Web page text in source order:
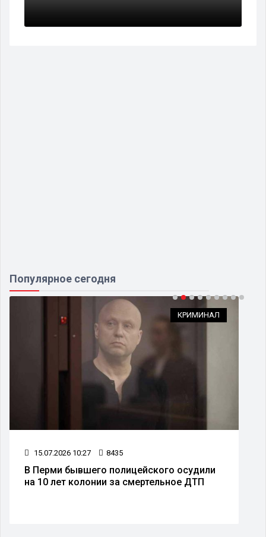
Популярное сегодня
КРИМИНАЛ
15.07.2026 10:27 8435
В Перми бывшего полицейского осудили
на 10 лет колонии за смертельное ДТП